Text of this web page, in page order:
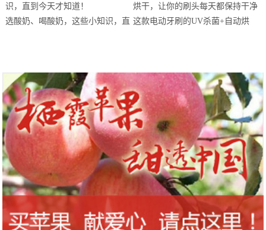
站欢乐开跑
选酸奶、喝酸奶，这些小知识，直 这款电动牙刷的UV杀菌+自动烘